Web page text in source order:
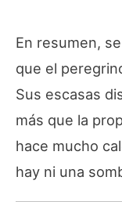
En resumen,
que el
Sus escasas
más que la
hace mucho
hay ni una